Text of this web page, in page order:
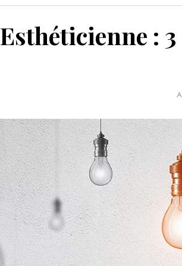
Esthéticienne :